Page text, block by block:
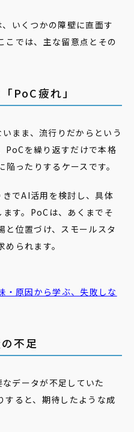
いくつかの障壁に直面す
こでは、主な留意点とその
PoC疲れ」
まま、流行りだからという
PoCを繰り返すだけで本格
ったりするケースです。
でAI活用を検討し、具体
す。PoCは、あくまでそ
と位置づけ、スモールスタ
られます。
・原因から学ぶ、失敗しな
不足
データが不足していた
すると、期待したような成